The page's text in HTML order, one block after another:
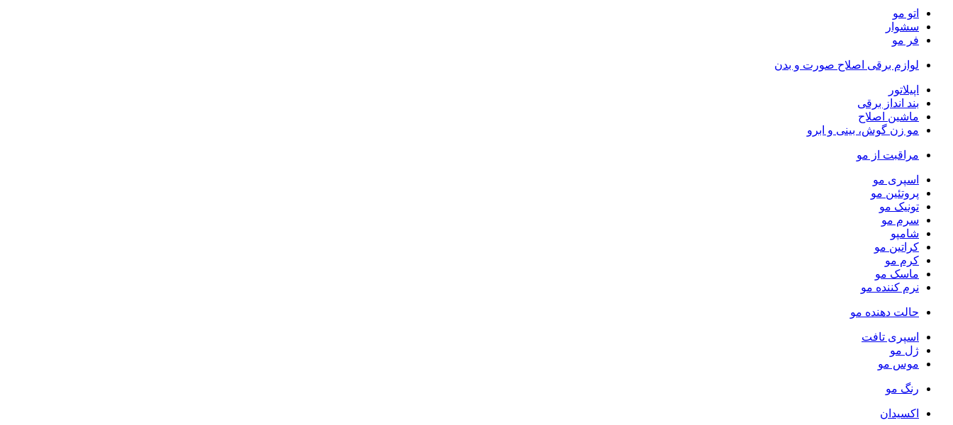
اتو مو
سشوار
فر مو
لوازم برقی اصلاح صورت و بدن
اپیلاتور
بند انداز برقی
ماشین اصلاح
مو زن گوش، بینی و ابرو
مراقبت از مو
اسپری مو
پروتئین مو
تونیک مو
سرم مو
شامپو
کراتین مو
کرم مو
ماسک مو
نرم کننده مو
حالت دهنده مو
اسپری تافت
ژل مو
موس مو
رنگ مو
اکسیدان